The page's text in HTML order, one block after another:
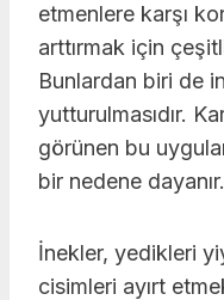
etmenlere karşı
arttırmak için
Bunlardan biri de
yutturulmasıdır.
görünen bu
bir nedene dayanır.
İnekler, yedikleri
cisimleri ayırt